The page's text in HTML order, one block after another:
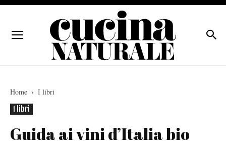
Home
I libri
I libri
Guida ai vini d’Italia bio